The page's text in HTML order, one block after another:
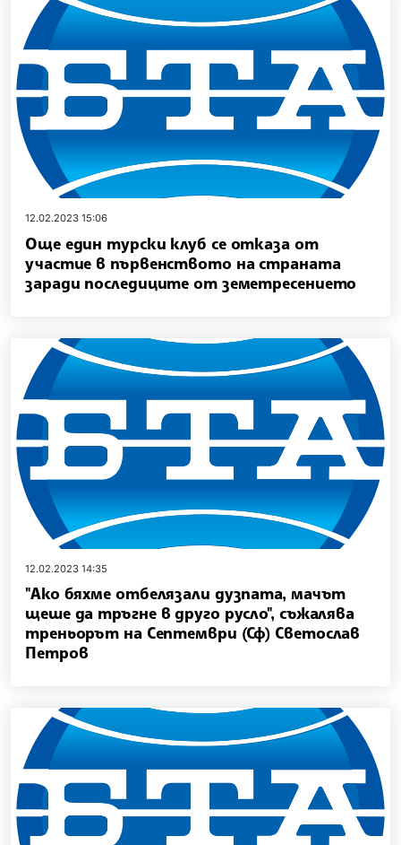
12.02.2023 15:06
Още един турски клуб се отказа от
участие в първенството на страната
заради последиците от земетресението
12.02.2023 14:35
"Ако бяхме отбелязали дузпата, мачът
щеше да тръгне в друго русло", съжалява
треньорът на Септември (Сф) Светослав
Петров